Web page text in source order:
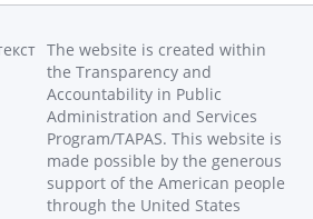
The website is created within
the Transparency and
Accountability in Public
Administration and Services
Program/TAPAS. This website is
made possible by the generous
support of the American people
through the United States